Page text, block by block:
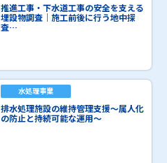
推進工事・下水道工事の安全を支える
埋設物調査｜施工前後に行う地中探
査…
水処理事業
排水処理施設の維持管理支援～属人化
の防止と持続可能な運用～